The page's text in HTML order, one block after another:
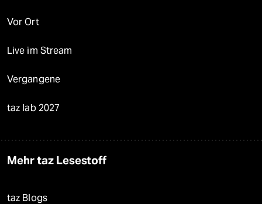
Vor Ort
Live im Stream
Vergangene
taz lab 2027
Mehr taz Lesestoff
taz Blogs